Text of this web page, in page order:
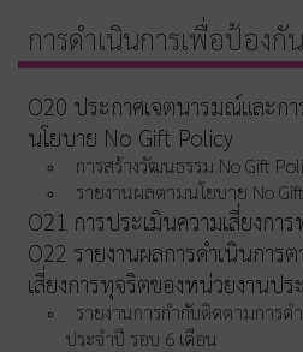
การดำเนินการเพื่อป้องกั
O20 ประกาศเจตนารมณ์และก
นโยบาย No Gift Policy
การสร้างวัฒนธรรม No Gift
รายงานผลตามนโยบาย No
O21 การประเมินความเสี่ยงกา
O22 รายงานผลการดำเนินการ
เสี่ยงการทุจริตของหน่วยงานปร
รายงานการกำกับติดตามการด
ประจำปี รอบ 6 เดือน